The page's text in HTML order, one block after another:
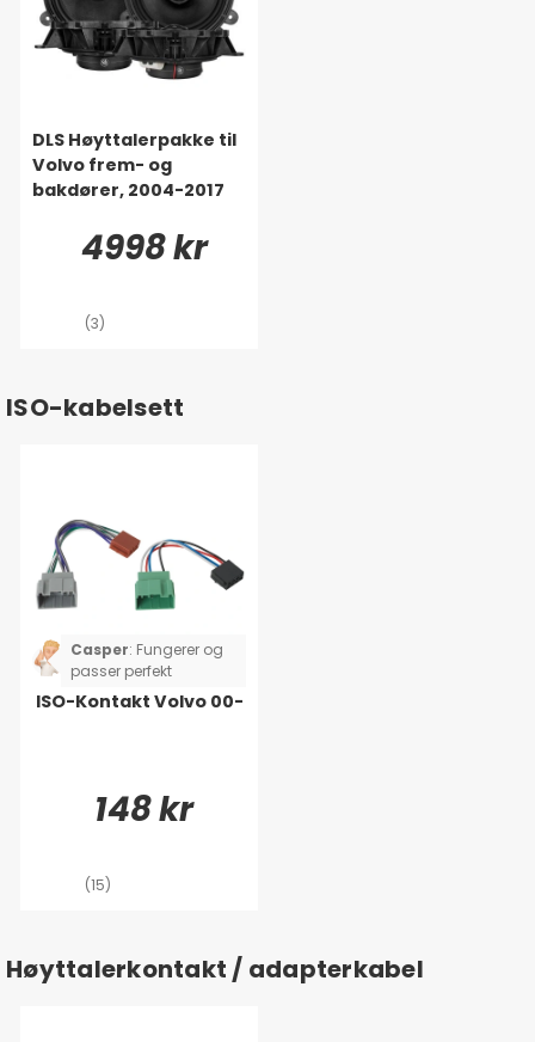
DLS Høyttalerpakke til
Volvo frem- og
bakdører, 2004-2017
4998 kr
(3)
ISO-kabelsett
Casper: Fungerer og
passer perfekt
ISO-Kontakt Volvo 00-
148 kr
(15)
Høyttalerkontakt / adapterkabel